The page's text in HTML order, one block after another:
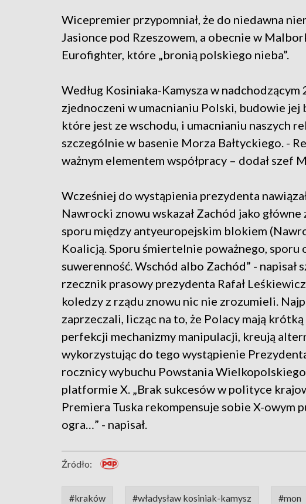
Wicepremier przypomniał, że do niedawna
Jasionce pod Rzeszowem, a obecnie w
Eurofighter, które „bronią polskiego nieba”.
Według Kosiniaka-Kamysza w
zjednoczeni w umacnianiu Polski, budowie jej
które jest ze wschodu, i umacnianiu naszych
szczególnie w basenie Morza Bałtyckiego. -
ważnym elementem współpracy – dodał szef
Wcześniej do wystąpienia prezydenta
Nawrocki znowu wskazał Zachód jako
sporu między antyeuropejskim blokiem
Koalicją. Sporu śmiertelnie poważnego, sporu
suwerenność. Wschód albo Zachód” - napisał
rzecznik prasowy prezydenta Rafał
koledzy z rządu znowu nic nie zrozumieli.
zaprzeczali, licząc na to, że Polacy mają
perfekcji mechanizmy manipulacji, kreują
wykorzystując do tego wystąpienie
rocznicy wybuchu Powstania
platformie X. „Brak sukcesów w polityce
Premiera Tuska rekompensuje sobie X-owym
ogra…” - napisał.
Źródło:
#kraków #władysław kosiniak-kamysz #mon